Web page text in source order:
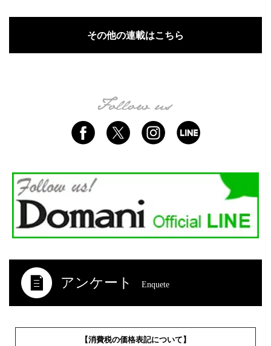
その他の連載はこちら
アンケート Enquete
【消費税の価格表記について】